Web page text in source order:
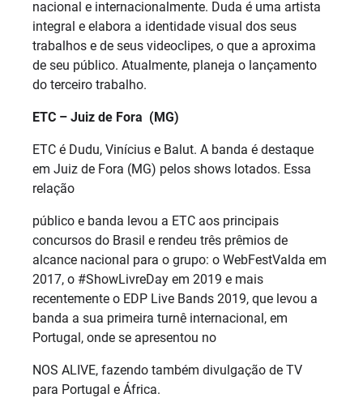
nacional e internacionalmente. Duda é uma artista
integral e elabora a identidade visual dos seus
trabalhos e de seus videoclipes, o que a aproxima
de seu público. Atualmente, planeja o lançamento
do terceiro trabalho.
ETC – Juiz de Fora (MG)
ETC é Dudu, Vinícius e Balut. A banda é destaque
em Juiz de Fora (MG) pelos shows lotados. Essa
relação
público e banda levou a ETC aos principais
concursos do Brasil e rendeu três prêmios de
alcance nacional para o grupo: o WebFestValda em
2017, o #ShowLivreDay em 2019 e mais
recentemente o EDP Live Bands 2019, que levou a
banda a sua primeira turnê internacional, em
Portugal, onde se apresentou no
NOS ALIVE, fazendo também divulgação de TV
para Portugal e África.